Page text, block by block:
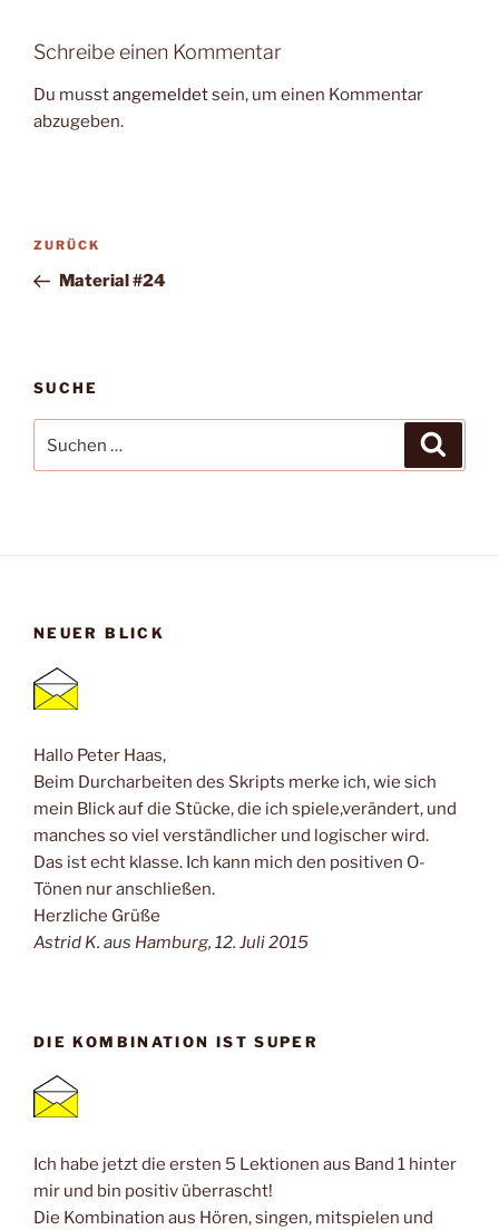
Schreibe einen Kommentar
Du musstangemeldetsein, um einen Kommentar
abzugeben.
Beitragsnavigation
Vorheriger
Beitrag
ZURÜCK
Material #24
SUCHE
nach:
NEUER BLICK
Hallo Peter Haas,
Beim Durcharbeiten des Skripts merke ich, wie sich
mein Blick auf die Stücke, die ich spiele,verändert, und
manches so viel verständlicher und logischer wird.
Das ist echt klasse. Ich kann mich den positiven O-
Tönen nur anschließen.
Herzliche Grüße
Astrid K. aus Hamburg, 12. Juli 2015
DIE KOMBINATION IST SUPER
Ich habe jetzt die ersten 5 Lektionen aus Band 1 hinter
mir und bin positiv überrascht!
Die Kombination aus Hören, singen, mitspielen und